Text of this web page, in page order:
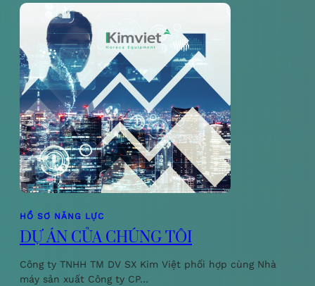
HỒ SƠ NĂNG LỰC
DỰ ÁN CỦA CHÚNG TÔI
Công ty TNHH TM DV SX Kim Việt phối hợp cùng Nhà
máy sản xuất Công ty CP…